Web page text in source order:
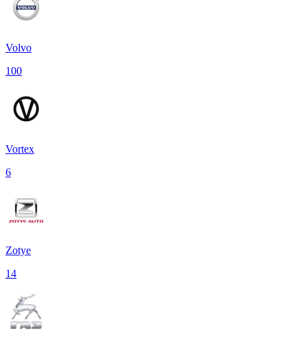
Volvo
100
Vortex
6
Zotye
14